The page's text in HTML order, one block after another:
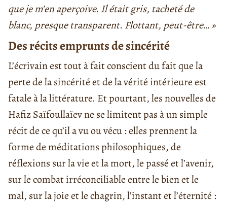
que je m’en aperçoive. Il était gris, tacheté de
blanc, presque transparent. Flottant, peut-être… »
Des récits emprunts de sincérité
L’écrivain est tout à fait conscient du fait que la
perte de la sincérité et de la vérité intérieure est
fatale à la littérature. Et pourtant, les nouvelles de
Hafiz Saïfoullaïev ne se limitent pas à un simple
récit de ce qu’il a vu ou vécu : elles prennent la
forme de méditations philosophiques, de
réflexions sur la vie et la mort, le passé et l’avenir,
sur le combat irréconciliable entre le bien et le
mal, sur la joie et le chagrin, l’instant et l’éternité :